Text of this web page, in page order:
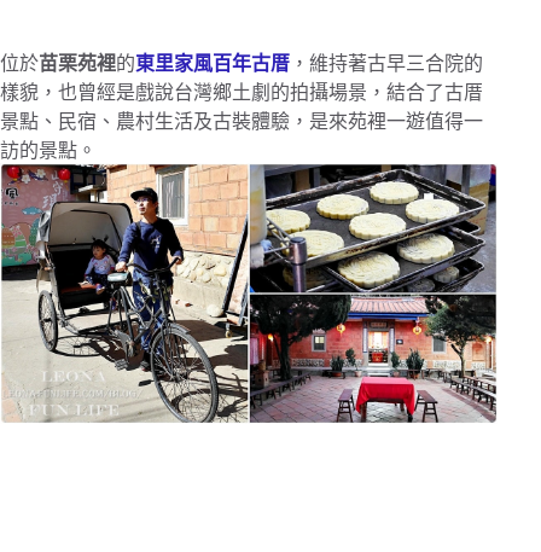
位於苗栗苑裡的東里家風百年古厝 ，維持著古早三合院的
樣貌，也曾經是戲說台灣鄉土劇的拍攝場景，結合了古厝
景點、民宿、農村生活及古裝體驗，是來苑裡一遊值得一
訪的景點。